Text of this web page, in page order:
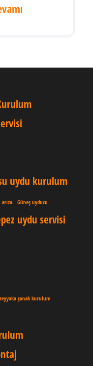
uydu kurulum
Güneş uyducu
uydu servisi
çanak kurulum